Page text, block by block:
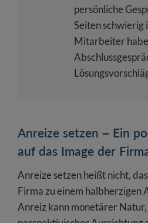
persönliche
Seiten schwierig
Mitarbeiter
Anreize setzen – Ein
auf das Image der
Anreize setzen heißt nicht,
Firma zu einem halbherzigen
Anreiz kann monetärer